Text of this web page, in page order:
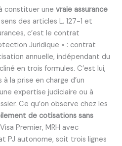
constituer unevraie assurance
des articles L. 127-1 et
c’est le contrat
Juridique » : contrat
annuelle, indépendant du
en trois formules. C’est lui,
la prise en charge d’un
expertise judiciaire ou à
Ce qu’on observe chez les
de cotisations sans
Premier, MRH avec
PJ autonome, soit trois lignes